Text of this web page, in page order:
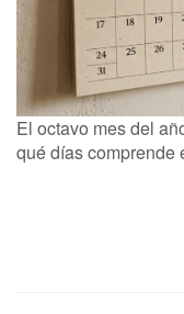
El octavo mes del
qué días comprende